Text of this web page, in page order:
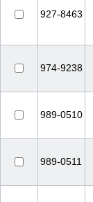
927-8463
974-9238
989-0510
989-0511